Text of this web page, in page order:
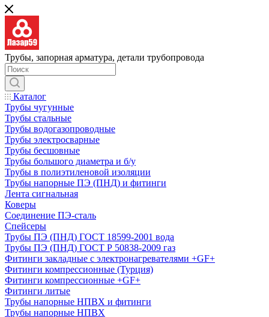
Трубы, запорная арматура, детали трубопровода
Каталог
Трубы чугунные
Трубы стальные
Трубы водогазопроводные
Трубы электросварные
Трубы бесшовные
Трубы большого диаметра и б/у
Трубы в полиэтиленовой изоляции
Трубы напорные ПЭ (ПНД) и фитинги
Лента сигнальная
Коверы
Соединение ПЭ-сталь
Спейсеры
Трубы ПЭ (ПНД) ГОСТ 18599-2001 вода
Трубы ПЭ (ПНД) ГОСТ Р 50838-2009 газ
Фитинги закладные с электронагревателями +GF+
Фитинги компрессионные (Турция)
Фитинги компрессионные +GF+
Фитинги литые
Трубы напорные НПВХ и фитинги
Трубы напорные НПВХ